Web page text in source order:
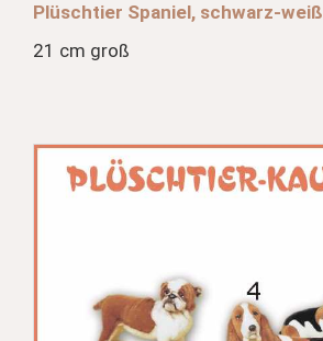
Plüschtier Spaniel, schwarz-weiß
21 cm groß